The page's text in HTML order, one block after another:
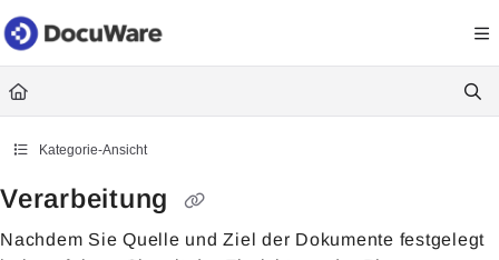
Documentation Index
Fetch the complete documentation index at: https://
Use this file to discover all available pages before exploring further.
Kategorie-Ansicht
Verarbeitung
Nachdem Sie Quelle und Ziel der Dokumente festgelegt